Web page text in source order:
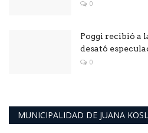
0
Poggi recibió a
desató
0
MUNICIPALIDAD DE JUANA